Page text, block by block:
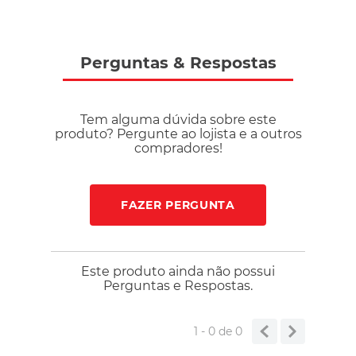
descrição: Camisa Corinthians Nike 2026/27 jogador
masculina com tecnologia Aero-FIT, respirabilidade e design
Perguntas & Respostas
Tem alguma dúvida sobre este
produto? Pergunte ao lojista e a outros
compradores!
FAZER PERGUNTA
Este produto ainda não possui
Perguntas e Respostas.
1 - 0de 0